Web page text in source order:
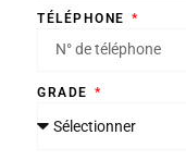
TÉLÉPHONE
GRADE